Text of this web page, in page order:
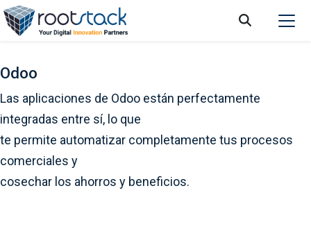
Odoo
Las aplicaciones de Odoo están perfectamente
integradas entre sí, lo que
te permite automatizar completamente tus procesos
comerciales y
cosechar los ahorros y beneficios.